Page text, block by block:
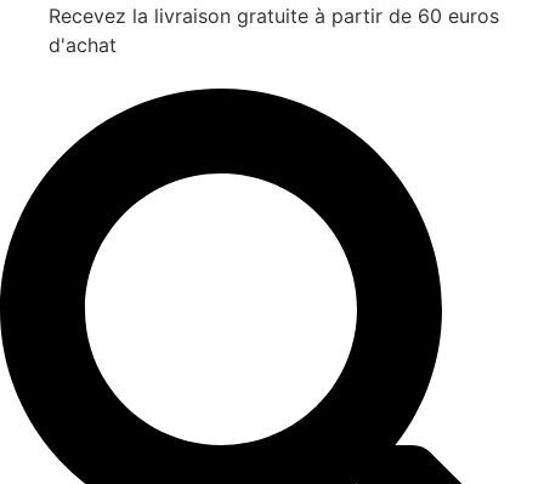
Recevez la livraison gratuite à partir de 60 euros
d'achat